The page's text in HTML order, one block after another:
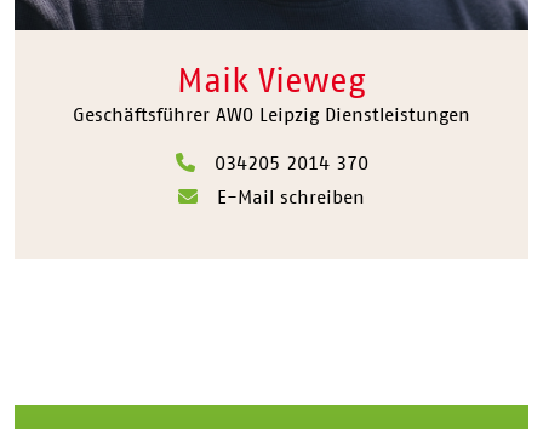
Maik Vieweg
Geschäftsführer AWO Leipzig Dienstleistungen
034205 2014 370
E-Mail schreiben